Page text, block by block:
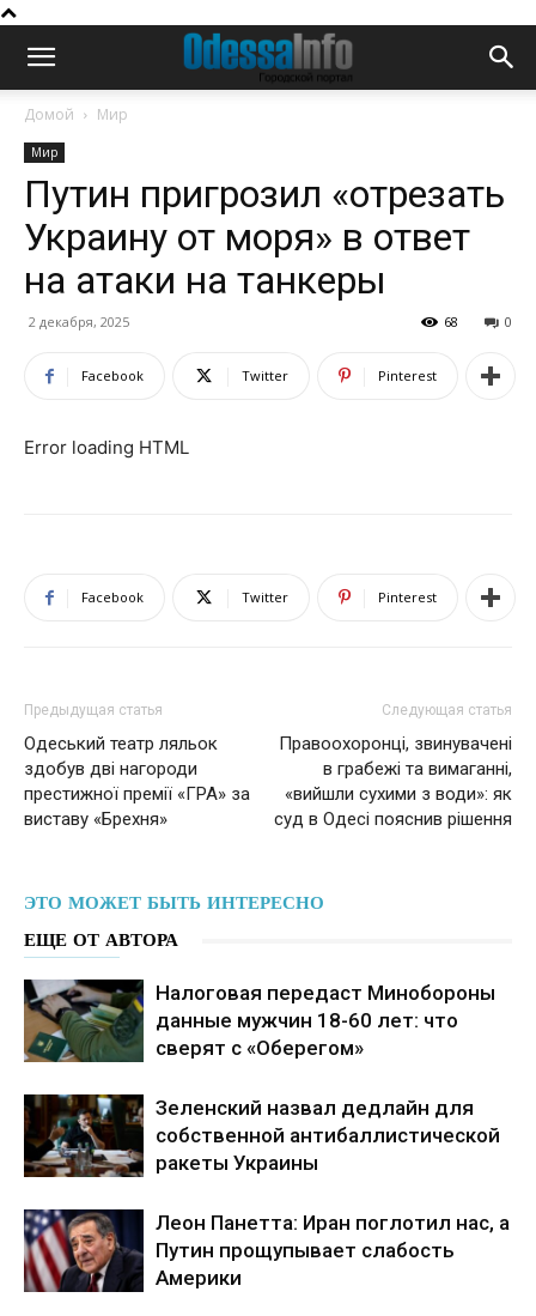
Домой Мир
Мир
Путин пригрозил «отрезать
Украину от моря» в ответ
на атаки на танкеры
2 декабря, 2025 0
68
Facebook Twitter Pinterest
Error loading HTML
Facebook Twitter Pinterest
Предыдущая статья
Одеський театр ляльок
здобув дві нагороди
престижної премії «ГРА» за
виставу «Брехня»
Следующая статья
Правоохоронці, звинувачені
в грабежі та вимаганні,
«вийшли сухими з води»: як
суд в Одесі пояснив рішення
ЭТО МОЖЕТ БЫТЬ ИНТЕРЕСНО
ЕЩЕ ОТ АВТОРА
Налоговая передаст Минобороны
данные мужчин 18-60 лет: что
сверят с «Оберегом»
Зеленский назвал дедлайн для
собственной антибаллистической
ракеты Украины
Леон Панетта: Иран поглотил нас, а
Путин прощупывает слабость
Америки